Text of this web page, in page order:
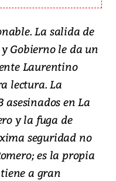
La salida de
Gobierno le da un
Laurentino
lectura. La
asesinados en La
y la fuga de
seguridad no
es la propia
a gran